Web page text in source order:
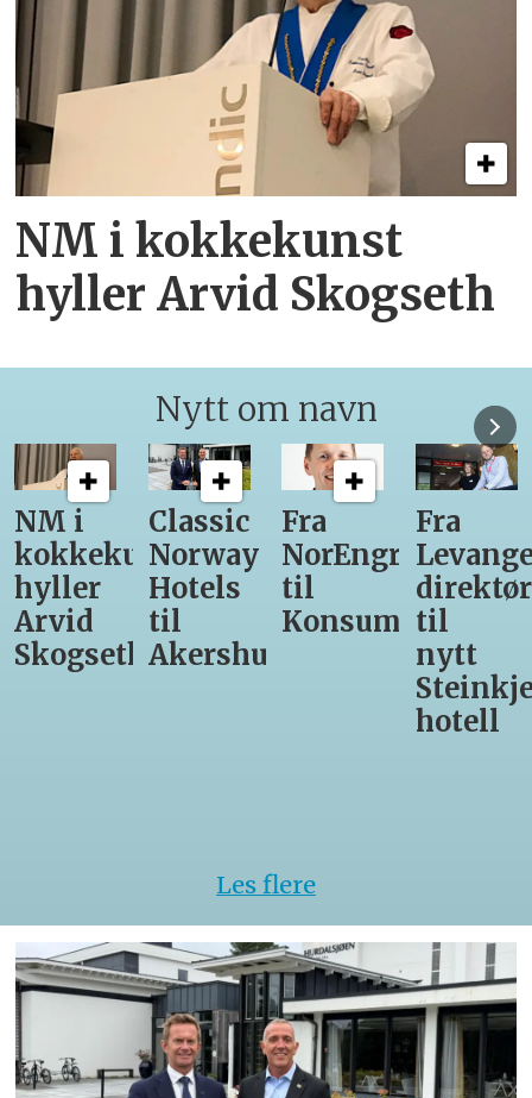
NM i kokkekunst
hyller Arvid Skogseth
Nytt om navn
NM i
kokkekunst
hyller
Arvid
Skogseth
Classic
Norway
Hotels
til
Akershus
Fra
NorEngros
til
Konsumgruppen
Fra
direktør
til
nytt
hotell
Les flere